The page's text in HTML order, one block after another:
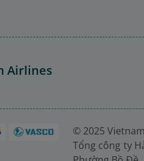
Airlines
© 2025
Tổng công ty